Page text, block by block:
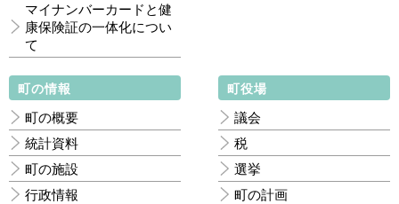
マイナンバーカードと健
康保険証の一体化につい
て
町の情報
町の概要
統計資料
町の施設
行政情報
町役場
議会
税
選挙
町の計画